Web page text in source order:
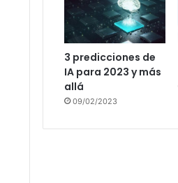
3 predicciones de
IA para 2023 y más
allá
09/02/2023